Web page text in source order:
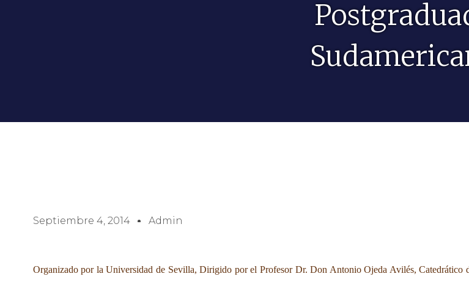
Septiembre 4, 2014 Admin
Organizado por la Universidad de Sevilla, Dirigido por el Profesor Dr. Don Antonio Ojeda Avilés, Catedrático